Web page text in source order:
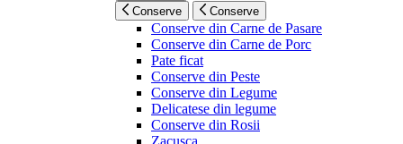
Conserve Conserve
Conserve din Carne de Pasare
Conserve din Carne de Porc
Pate ficat
Conserve din Peste
Conserve din Legume
Delicatese din legume
Conserve din Rosii